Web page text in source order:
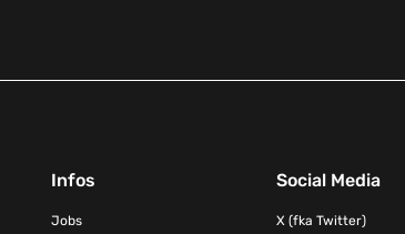
Infos
Jobs
Social Media
X (fka Twitter)